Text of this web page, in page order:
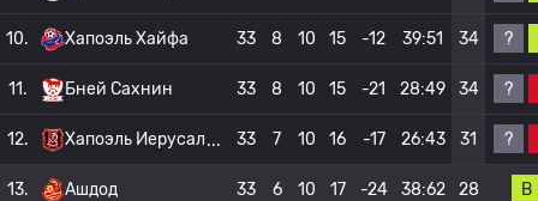
10. Хапоэль Хайфа 33 8 10 15 -12 39:51 34 ?
11. Бней Сахнин 33 8 10 15 -21 28:49 34 ?
12. Хапоэль Иерусал 33 7 10 16 -17 26:43 31 ?
13. Ашдод 33 6 10 17 -24 38:62 28 В